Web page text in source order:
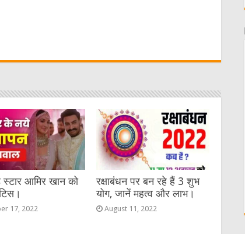
स्टार आमिर खान को
17, 2022
रक्षाबंधन पर बन रहे हैं 3 शुभ
योग, जानें महत्व और लाभ।
August 11, 2022